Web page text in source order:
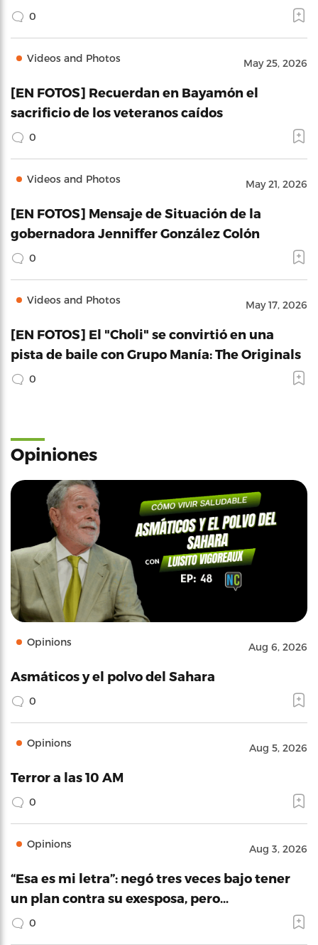
0
Videos and Photos May 25, 2026
[EN FOTOS] Recuerdan en Bayamón el
sacrificio de los veteranos caídos
0
Videos and Photos May 21, 2026
[EN FOTOS] Mensaje de Situación de la
gobernadora Jenniffer González Colón
0
Videos and Photos May 17, 2026
[EN FOTOS] El "Choli" se convirtió en una
pista de baile con Grupo Manía: The Originals
0
Opiniones
Opinions Aug 6, 2026
Asmáticos y el polvo del Sahara
0
Opinions Aug 5, 2026
Terror a las 10 AM
0
Opinions Aug 3, 2026
“Esa es mi letra”: negó tres veces bajo tener
un plan contra su exesposa, pero…
0